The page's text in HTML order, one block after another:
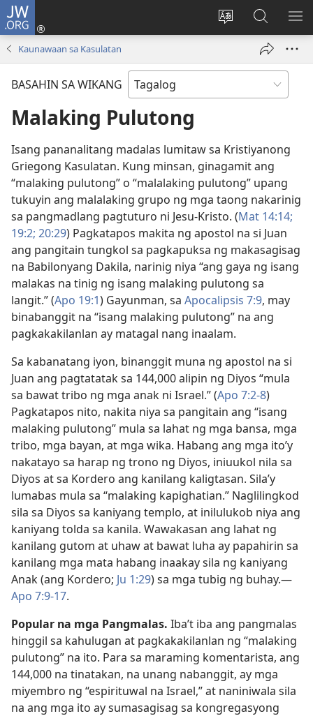
JW.ORG
Baguhin
ng
Mag-
log
bubukas
sa
JW.ORG
Kaunawaan sa Kasulatan
BASAHIN SA WIKANG
Malaking Pulutong
Isang pananalitang madalas lumitaw sa Kristiyanong
Griegong Kasulatan. Kung minsan, ginagamit ang
“malaking pulutong” o “malalaking pulutong” upang
tukuyin ang malalaking grupo ng mga taong nakarinig
sa pangmadlang pagtuturo ni Jesu-Kristo. (Mat 14:14;
19:2; 20:29) Pagkatapos makita ng apostol na si Juan
ang pangitain tungkol sa pagkapuksa ng makasagisag
na Babilonyang Dakila, narinig niya “ang gaya ng isang
malakas na tinig ng isang malaking pulutong sa
langit.” (Apo 19:1) Gayunman, sa Apocalipsis 7:9, may
binabanggit na “isang malaking pulutong” na ang
pagkakakilanlan ay matagal nang inaalam.
Sa kabanatang iyon, binanggit muna ng apostol na si
Juan ang pagtatatak sa 144,000 alipin ng Diyos “mula
sa bawat tribo ng mga anak ni Israel.” (Apo 7:2-8)
Pagkatapos nito, nakita niya sa pangitain ang “isang
malaking pulutong” mula sa lahat ng mga bansa, mga
tribo, mga bayan, at mga wika. Habang ang mga ito’y
nakatayo sa harap ng trono ng Diyos, iniuukol nila sa
Diyos at sa Kordero ang kanilang kaligtasan. Sila’y
lumabas mula sa “malaking kapighatian.” Naglilingkod
sila sa Diyos sa kaniyang templo, at inilulukob niya ang
kaniyang tolda sa kanila. Wawakasan ang lahat ng
kanilang gutom at uhaw at bawat luha ay papahirin sa
kanilang mga mata habang inaakay sila ng kaniyang
Anak (ang Kordero; Ju 1:29) sa mga tubig ng buhay.​—
Apo 7:9-17.
Popular na mga Pangmalas. Iba’t iba ang pangmalas
hinggil sa kahulugan at pagkakakilanlan ng “malaking
pulutong” na ito. Para sa maraming komentarista, ang
144,000 na tinatakan, na unang nabanggit, ay mga
miyembro ng “espirituwal na Israel,” at naniniwala sila
na ang mga ito ay sumasagisag sa kongregasyong